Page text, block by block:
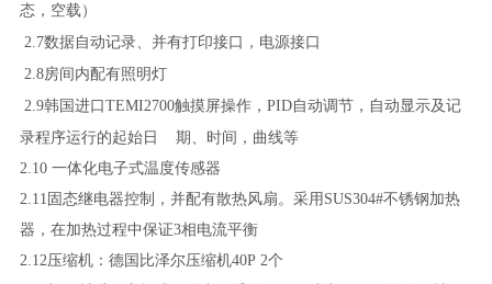
态，空载）
2. 7数据自动记录、并有打印接口，电源接口
2. 8房间内配有照明灯
2. 9韩国进口TEMI2700触摸屏操作，PID自动调节，自动显示及记
录程序运行的起始日
期、时间，曲线等
2.10一体化电子式温度传感器
2.1 1 固态继电器控制，并配有散热风扇。采用SUS304#不锈钢加热
器，在加热过程中保证3相电流平衡
2.1 2压缩机： 德国比泽尔压缩机40P 2个